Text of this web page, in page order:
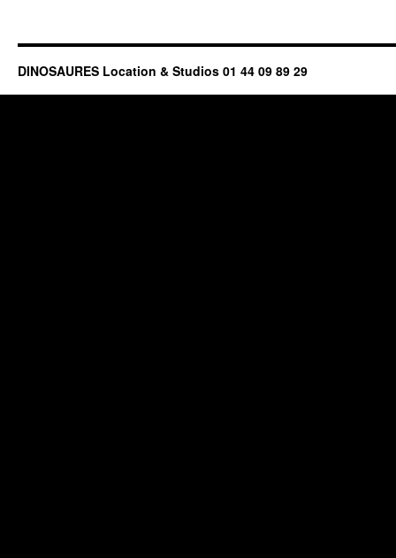
DINOSAURES Location & Studios 01 44 09 89 29